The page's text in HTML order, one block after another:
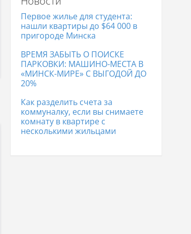
Коттеджи в Полоцке
Коттеджи в Гродно
Коттеджи в Лиде 169 669 р.
Первое жилье для студента:
нашли квартиры до $64 000 в
пригороде Минска
ВРЕМЯ ЗАБЫТЬ О ПОИСКЕ
ПАРКОВКИ: МАШИНО-МЕСТА В
«МИНСК-МИРЕ» С ВЫГОДОЙ ДО
20%
Как разделить счета за
коммуналку, если вы снимаете
комнату в квартире с
несколькими жильцами